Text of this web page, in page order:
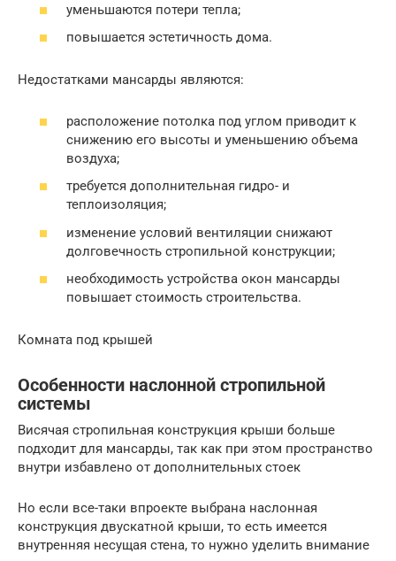
уменьшаются потери тепла;
повышается эстетичность дома.
Недостатками мансарды являются:
расположение потолка под углом приводит к
снижению его высоты и уменьшению объема
воздуха;
требуется дополнительная гидро- и
теплоизоляция;
изменение условий вентиляции снижают
долговечность стропильной конструкции;
необходимость устройства окон мансарды
повышает стоимость строительства.
Комната под крышей
Особенности наслонной стропильной
системы
Висячая стропильная конструкция крыши больше
подходит для мансарды, так как при этом пространство
внутри избавлено от дополнительных стоек
Но если все-таки впроекте выбрана наслонная
конструкция двускатной крыши, то есть имеется
внутренняя несущая стена, то нужно уделить внимание